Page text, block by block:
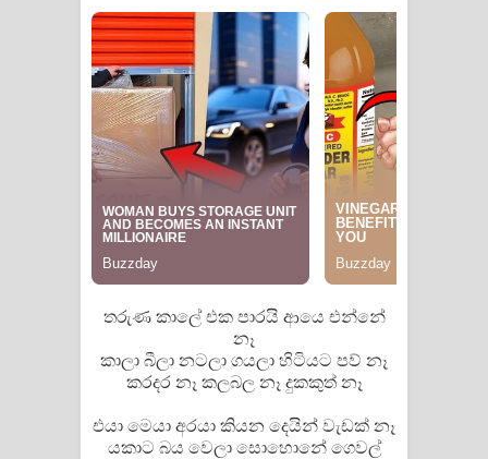
Raawaya Song Lyrics - රාවය ගීතයේ
පද පෙළ
Saddeta Denna Song Lyrics - සද්දෙට
දෙන්න ගීතයේ පද පෙළ
පෙළ
Aramuna Song Lyrics - අරමුණ ගීතයේ
පද පෙළ
Sandata Duka Hithila Song Lyrics -
සඳට දුක හිතිලා ගීතයේ පද පෙළ
තරුණ කාලේ එක පාරයි ආයෙ එන්නේ
නෑ
කාලා බීලා නටලා ගයලා හිටියට පව් නෑ
කරදර නෑ කලබල නෑ දුකකුත් නෑ
එයා මෙයා අරයා කියන දෙයින් වැඩක් නෑ
යකාට බය වෙලා සොහොනේ ගෙවල්